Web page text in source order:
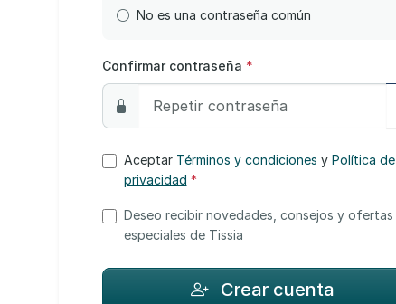
No es una contraseña común
Confirmar contraseña *
Aceptar Términos y condiciones y Política de
privacidad *
Deseo recibir novedades, consejos y ofertas
especiales de Tissia
Crear cuenta